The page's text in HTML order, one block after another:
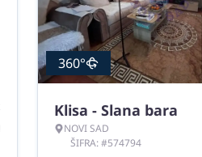
360°
Klisa - Slana bara
NOVI SAD
ŠIFRA: #574794